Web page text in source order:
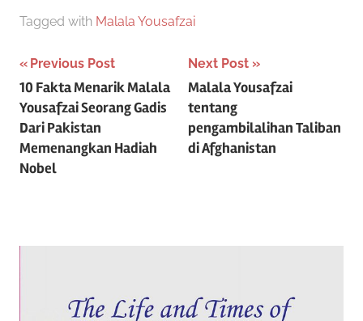
Tagged with Malala Yousafzai
Post
navigation
Previous Post
10 Fakta Menarik Malala
Yousafzai Seorang Gadis
Dari Pakistan
Memenangkan Hadiah
Nobel
Next Post
Malala Yousafzai
tentang
pengambilalihan Taliban
di Afghanistan